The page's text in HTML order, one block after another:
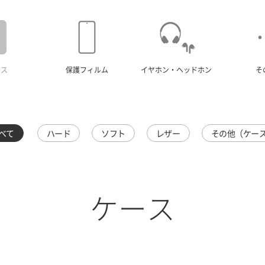
保護フィルム イヤホン・ヘッドホン そ
て ハード ソフト レザー その他（ケース
ケース